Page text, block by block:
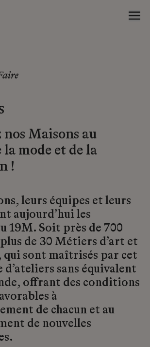
nos Maisons au
la mode et de la
!
leurs équipes et leurs
aujourd’hui les
19M. Soit près de 700
de 30 Métiers d’art et
qui sont maîtrisés par cet
d’ateliers sans équivalent
offrant des conditions
à
de chacun et au
de nouvelles